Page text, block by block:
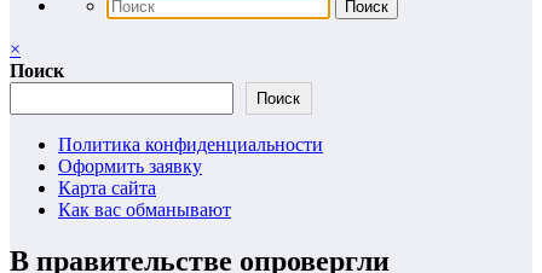
×
Поиск
Поиск
Политика конфиденциальности
Оформить заявку
Карта сайта
Как вас обманывают
В правительстве опровергли